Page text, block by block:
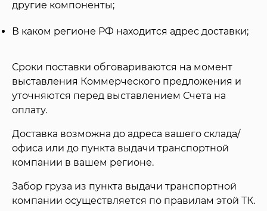
другие компоненты;
В каком регионе РФ находится адрес доставки;
Сроки поставки обговариваются на момент
выставления Коммерческого предложения и
уточняются перед выставлением Счета на
оплату.
Доставка возможна до адреса вашего склада/
офиса или до пункта выдачи транспортной
компании в вашем регионе.
Забор груза из пункта выдачи транспортной
компании осуществляется по правилам этой ТК.